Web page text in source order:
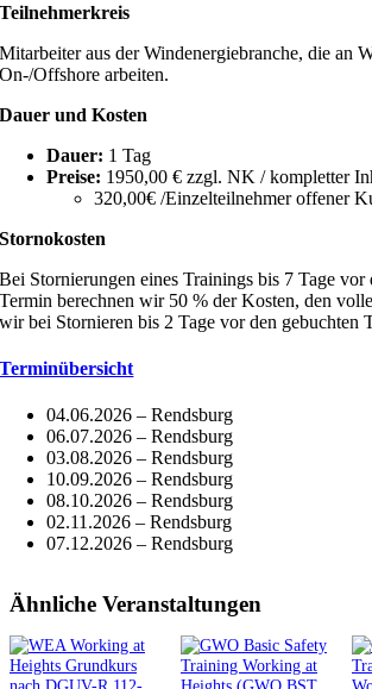
Teilnehmerkreis
Mitarbeiter aus der Windenergiebranche, die an
On-/Offshore arbeiten.
Dauer und Kosten
Dauer: 1 Tag
Preise: 1950,00 € zzgl. NK / kompletter
320,00€ /Einzelteilnehmer offener
Stornokosten
Bei Stornierungen eines Trainings bis 7 Tage vor
Termin berechnen wir 50 % der Kosten, den
wir bei Stornieren bis 2 Tage vor den gebuchten
Terminübersicht
04.06.2026 – Rendsburg
06.07.2026 – Rendsburg
03.08.2026 – Rendsburg
10.09.2026 – Rendsburg
08.10.2026 – Rendsburg
02.11.2026 – Rendsburg
07.12.2026 – Rendsburg
Ähnliche Veranstaltungen